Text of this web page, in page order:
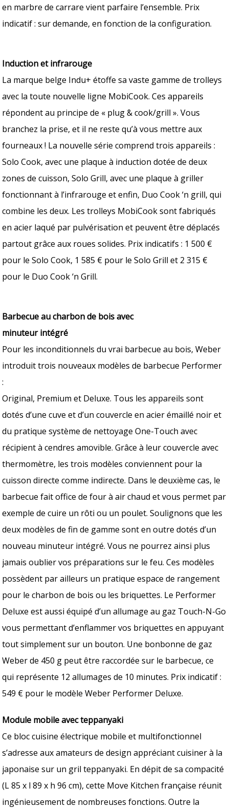
en marbre de carrare vient parfaire l’ensemble. Prix
indicatif : sur demande, en fonction de la configuration.
Induction et infrarouge
La marque belge Indu+ étoffe sa vaste gamme de trolleys
avec la toute nouvelle ligne MobiCook. Ces appareils
répondent au principe de « plug & cook/grill ». Vous
branchez la prise, et il ne reste qu’à vous mettre aux
fourneaux ! La nouvelle série comprend trois appareils :
Solo Cook, avec une plaque à induction dotée de deux
zones de cuisson, Solo Grill, avec une plaque à griller
fonctionnant à l’infrarouge et enfin, Duo Cook ‘n grill, qui
combine les deux. Les trolleys MobiCook sont fabriqués
en acier laqué par pulvérisation et peuvent être déplacés
partout grâce aux roues solides. Prix indicatifs : 1 500 €
pour le Solo Cook, 1 585 € pour le Solo Grill et 2 315 €
pour le Duo Cook ‘n Grill.
Barbecue au charbon de bois avec
minuteur intégré
Pour les inconditionnels du vrai barbecue au bois, Weber
introduit trois nouveaux modèles de barbecue Performer
:
Original, Premium et Deluxe. Tous les appareils sont
dotés d’une cuve et d’un couvercle en acier émaillé noir et
du pratique système de nettoyage One-Touch avec
récipient à cendres amovible. Grâce à leur couvercle avec
thermomètre, les trois modèles conviennent pour la
cuisson directe comme indirecte. Dans le deuxième cas, le
barbecue fait office de four à air chaud et vous permet par
exemple de cuire un rôti ou un poulet. Soulignons que les
deux modèles de fin de gamme sont en outre dotés d’un
nouveau minuteur intégré. Vous ne pourrez ainsi plus
jamais oublier vos préparations sur le feu. Ces modèles
possèdent par ailleurs un pratique espace de rangement
pour le charbon de bois ou les briquettes. Le Performer
Deluxe est aussi équipé d’un allumage au gaz Touch-N-Go
vous permettant d’enflammer vos briquettes en appuyant
tout simplement sur un bouton. Une bonbonne de gaz
Weber de 450 g peut être raccordée sur le barbecue, ce
qui représente 12 allumages de 10 minutes. Prix indicatif :
549 € pour le modèle Weber Performer Deluxe.
Module mobile avec teppanyaki
Ce bloc cuisine électrique mobile et multifonctionnel
s’adresse aux amateurs de design appréciant cuisiner à la
japonaise sur un gril teppanyaki. En dépit de sa compacité
(L 85 x l 89 x h 96 cm), cette Move Kitchen française réunit
ingénieusement de nombreuses fonctions. Outre la